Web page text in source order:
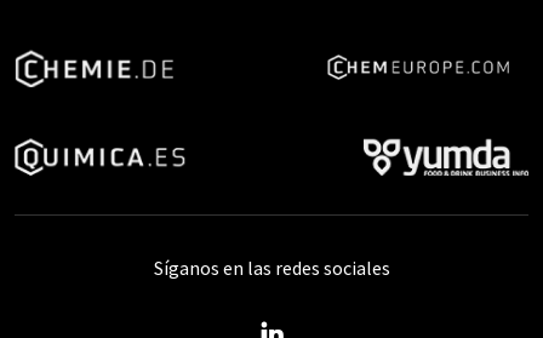
Síganos en las redes sociales